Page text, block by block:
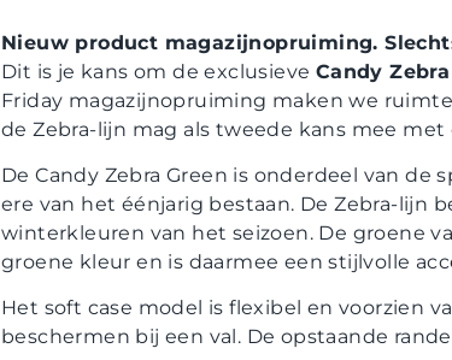
Nieuw product magazijnopruiming.
Dit is je kans om de exclusieve Candy
Friday magazijnopruiming maken we
de Zebra-lijn mag als tweede kans mee
De Candy Zebra Green is onderdeel van
ere van het éénjarig bestaan. De Zebra-lijn
winterkleuren van het seizoen. De groene
groene kleur en is daarmee een stijlvolle
Het soft case model is flexibel en voorzien
beschermen bij een val. De opstaande